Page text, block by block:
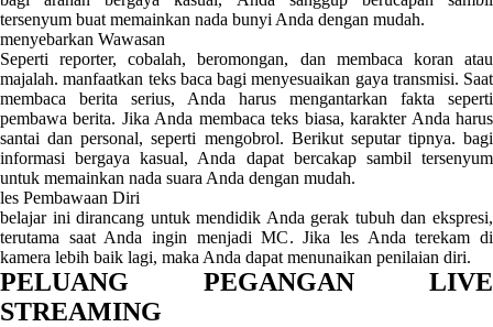
tersenyum buat memainkan nada bunyi Anda dengan mudah.
menyebarkan Wawasan
Seperti reporter, cobalah, beromongan, dan membaca koran atau
majalah. manfaatkan teks baca bagi menyesuaikan gaya transmisi. Saat
membaca berita serius, Anda harus mengantarkan fakta seperti
pembawa berita. Jika Anda membaca teks biasa, karakter Anda harus
santai dan personal, seperti mengobrol. Berikut seputar tipnya. bagi
informasi bergaya kasual, Anda dapat bercakap sambil tersenyum
untuk memainkan nada suara Anda dengan mudah.
les Pembawaan Diri
belajar ini dirancang untuk mendidik Anda gerak tubuh dan ekspresi,
terutama saat Anda ingin menjadi MC. Jika les Anda terekam di
kamera lebih baik lagi, maka Anda dapat menunaikan penilaian diri.
PELUANG PEGANGAN LIVE
STREAMING